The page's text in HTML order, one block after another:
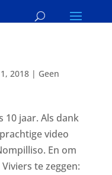
2018| Geen
10 jaar. Als dank
video
En om
te zeggen: